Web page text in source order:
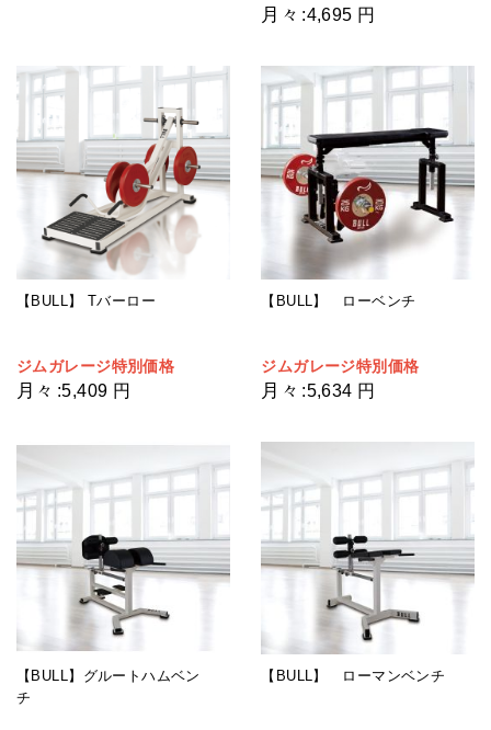
月々 :4,695 円
【BULL】 Tバーロー
ジムガレージ特別価格
月々 :5,409 円
【BULL】 ローベンチ
ジムガレージ特別価格
月々 :5,634 円
【BULL】グルートハムベン
チ
【BULL】 ローマンベンチ